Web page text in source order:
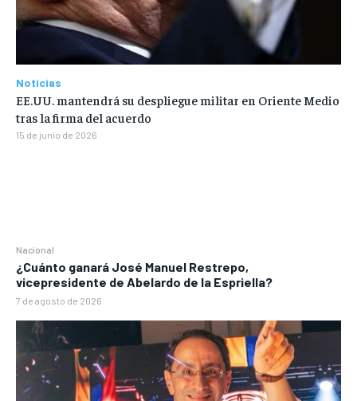
Nacional
¿Cuánto ganará José Manuel Restrepo,
vicepresidente de Abelardo de la Espriella?
7 de agosto de 2026
Noticias
EE.UU. mantendrá su despliegue militar en Oriente Medio
tras la firma del acuerdo
15 de junio de 2026